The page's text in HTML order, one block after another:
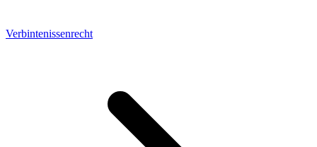
Verbintenissenrecht